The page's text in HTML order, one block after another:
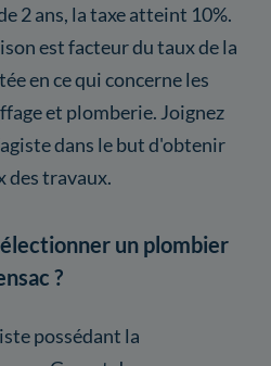
2 ans, la taxe atteint 10%.
est facteur du taux de la
en ce qui concerne les
et plomberie. Joignez
dans le but d'obtenir
des travaux.
un plombier
?
possédant la